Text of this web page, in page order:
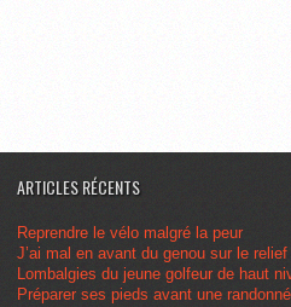
ARTICLES RÉCENTS
Reprendre le vélo malgré la peur
J’ai mal en avant du genou sur le relief
Lombalgies du jeune golfeur de haut
Préparer ses pieds avant une